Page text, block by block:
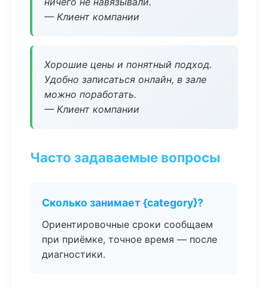
— Клиент компании
Хорошие цены и понятный подход.
Удобно записаться онлайн, в зале
можно поработать.
— Клиент компании
Часто задаваемые вопросы
Сколько занимает {category}?
Ориентировочные сроки сообщаем
при приёмке, точное время — после
диагностики.